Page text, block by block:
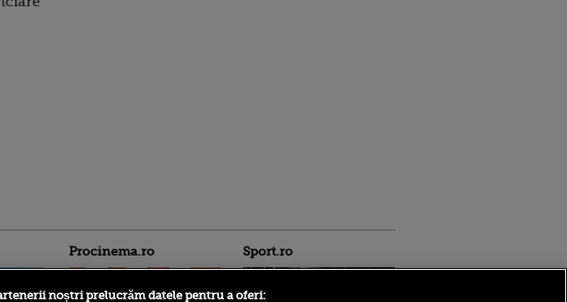
Procinema.ro Sport.ro
noștri prelucrăm datele pentru a oferi: